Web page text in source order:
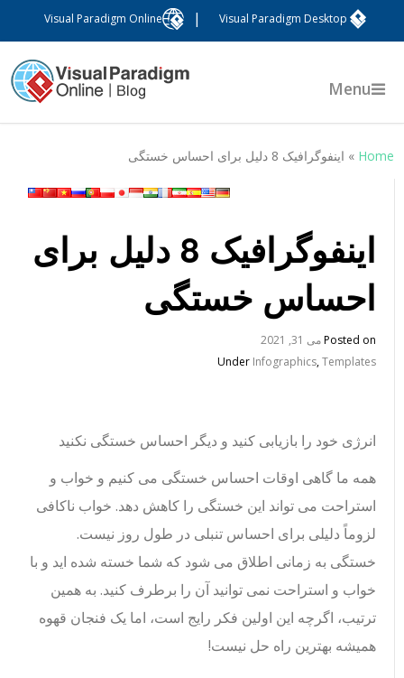
Visual Paradigm Desktop
Visual Paradigm Online
Menu
Home
» اینفوگرافیک 8 دلیل برای احساس خستگی
اینفوگرافیک 8 دلیل برای
احساس خستگی
Posted onمی 31, 2021
UnderInfographics,Templates
انرژی خود را بازیابی کنید و دیگر احساس خستگی نکنید
همه ما گاهی اوقات احساس خستگی می کنیم و خواب و
استراحت می تواند این خستگی را کاهش دهد. خواب ناکافی
لزوماً دلیلی برای احساس تنبلی در طول روز نیست.
خستگی به زمانی اطلاق می شود که شما خسته شده اید و با
خواب و استراحت نمی توانید آن را برطرف کنید. به همین
ترتیب، اگرچه این اولین فکر رایج است، اما یک فنجان قهوه
همیشه بهترین راه حل نیست!